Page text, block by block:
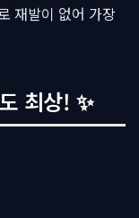
재발이 없어 가장
최상! ✨